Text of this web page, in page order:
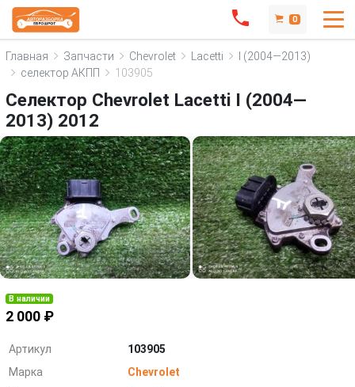
0
Главная Запчасти Chevrolet Lacetti
I (2004—2013)
селектор АКПП
103905
Селектор Chevrolet Lacetti I (2004—
2013) 2012
В наличии
2 000 ₽
Артикул
103905
Марка
Chevrolet